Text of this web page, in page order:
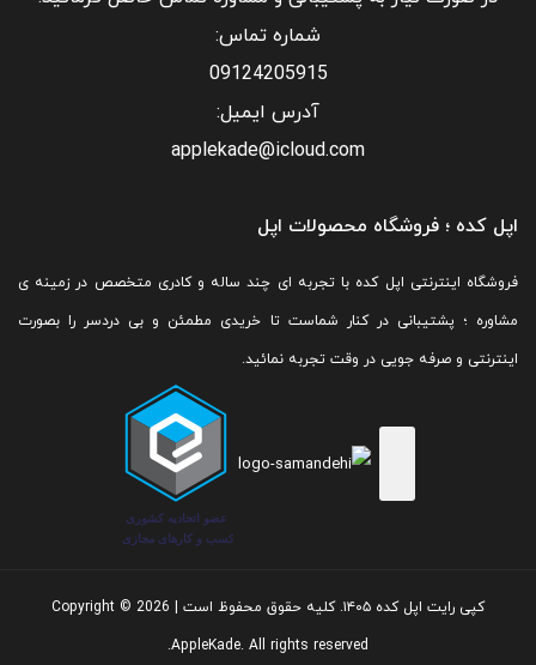
شماره تماس:
09124205915
آدرس ایمیل:
applekade@icloud.com
اپل کده ؛ فروشگاه محصولات اپل
فروشگاه اینترنتی اپل کده با تجربه ای چند ساله و کادری متخصص در زمینه ی
مشاوره ؛ پشتیبانی در کنار شماست تا خریدی مطمئن و بی دردسر را بصورت
اینترنتی و صرفه جویی در وقت تجربه نمائید.
کپی رایت اپل کده ۱۴۰۵. کلیه حقوق محفوظ است | Copyright © 2026
AppleKade. All rights reserved.